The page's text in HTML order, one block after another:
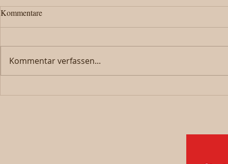
Kommentare
Kommentar verfassen...